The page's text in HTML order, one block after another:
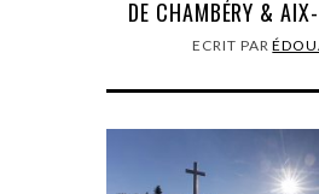
DE CHAMBÉRY &
ECRIT PAR